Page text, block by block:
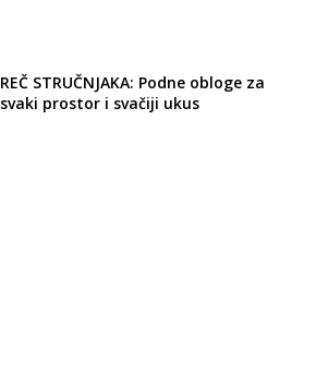
REČ STRUČNJAKA: Podne obloge za
svaki prostor i svačiji ukus